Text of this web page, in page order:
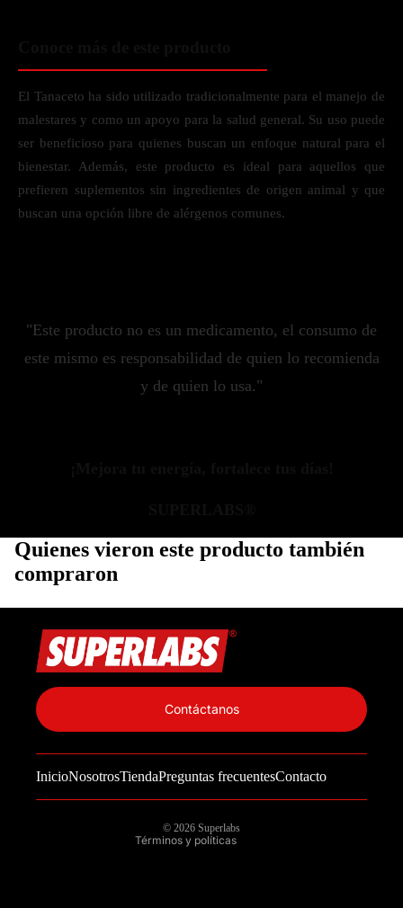
El Tanaceto ha sido utilizado tradicionalmente para el manejo de
malestares y como un apoyo para la salud general. Su uso puede
ser beneficioso para quienes buscan un enfoque natural para el
bienestar. Además, este producto es ideal para aquellos que
prefieren suplementos sin ingredientes de origen animal y que
buscan una opción libre de alérgenos comunes.
"Este producto no es un medicamento, el consumo de
este mismo es responsabilidad de quien lo recomienda
y de quien lo usa."
Quienes vieron este producto también
compraron
InicioNosotrosTiendaPreguntas frecuentesContacto
Contáctanos
© 2026 Superlabs
Términos y políticas
Información de contacto
Política de reembolso
Términos del servicio
Política de envío